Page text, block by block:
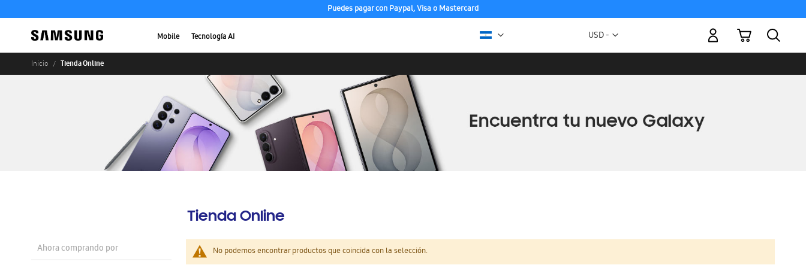
Puedes pagar con Paypal, Visa o Mastercard
Mobile Tecnología AI Moneda
USD -
Mi carrito
Inicio Tienda Online
Tienda Online
No podemos encontrar productos que coincida con la selección.
Ahora comprando por